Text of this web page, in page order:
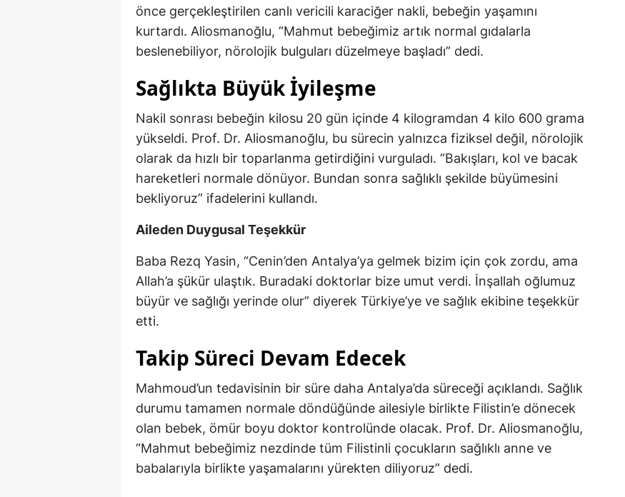
önce gerçekleştirilen canlı vericili karaciğer nakli, bebeğin yaşamını
kurtardı. Aliosmanoğlu, “Mahmut bebeğimiz artık normal gıdalarla
beslenebiliyor, nörolojik bulguları düzelmeye başladı” dedi.
Sağlıkta Büyük İyileşme
Nakil sonrası bebeğin kilosu 20 gün içinde 4 kilogramdan 4 kilo 600 grama
yükseldi. Prof. Dr. Aliosmanoğlu, bu sürecin yalnızca fiziksel değil, nörolojik
olarak da hızlı bir toparlanma getirdiğini vurguladı. “Bakışları, kol ve bacak
hareketleri normale dönüyor. Bundan sonra sağlıklı şekilde büyümesini
bekliyoruz” ifadelerini kullandı.
Aileden Duygusal Teşekkür
Baba Rezq Yasin, “Cenin’den Antalya’ya gelmek bizim için çok zordu, ama
Allah’a şükür ulaştık. Buradaki doktorlar bize umut verdi. İnşallah oğlumuz
büyür ve sağlığı yerinde olur” diyerek Türkiye’ye ve sağlık ekibine teşekkür
etti.
Takip Süreci Devam Edecek
Mahmoud’un tedavisinin bir süre daha Antalya’da süreceği açıklandı. Sağlık
durumu tamamen normale döndüğünde ailesiyle birlikte Filistin’e dönecek
olan bebek, ömür boyu doktor kontrolünde olacak. Prof. Dr. Aliosmanoğlu,
“Mahmut bebeğimiz nezdinde tüm Filistinli çocukların sağlıklı anne ve
babalarıyla birlikte yaşamalarını yürekten diliyoruz” dedi.